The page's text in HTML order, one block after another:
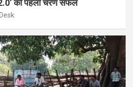
2.0’ का पहला चरण सफल